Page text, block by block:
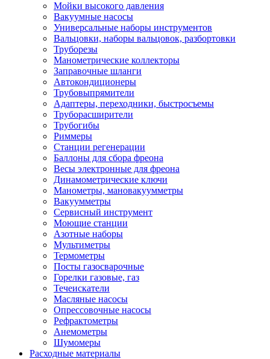
Мойки высокого давления
Вакуумные насосы
Универсальные наборы инструментов
Вальцовки, наборы вальцовок, разбортовки
Труборезы
Манометрические коллекторы
Заправочные шланги
Автокондиционеры
Трубовыпрямители
Адаптеры, переходники, быстросъемы
Труборасширители
Трубогибы
Риммеры
Станции регенерации
Баллоны для сбора фреона
Весы электронные для фреона
Динамометрические ключи
Манометры, мановакуумметры
Вакуумметры
Сервисный инструмент
Моющие станции
Азотные наборы
Мультиметры
Термометры
Посты газосварочные
Горелки газовые, газ
Течеискатели
Масляные насосы
Опрессовочные насосы
Рефрактометры
Анемометры
Шумомеры
Расходные материалы